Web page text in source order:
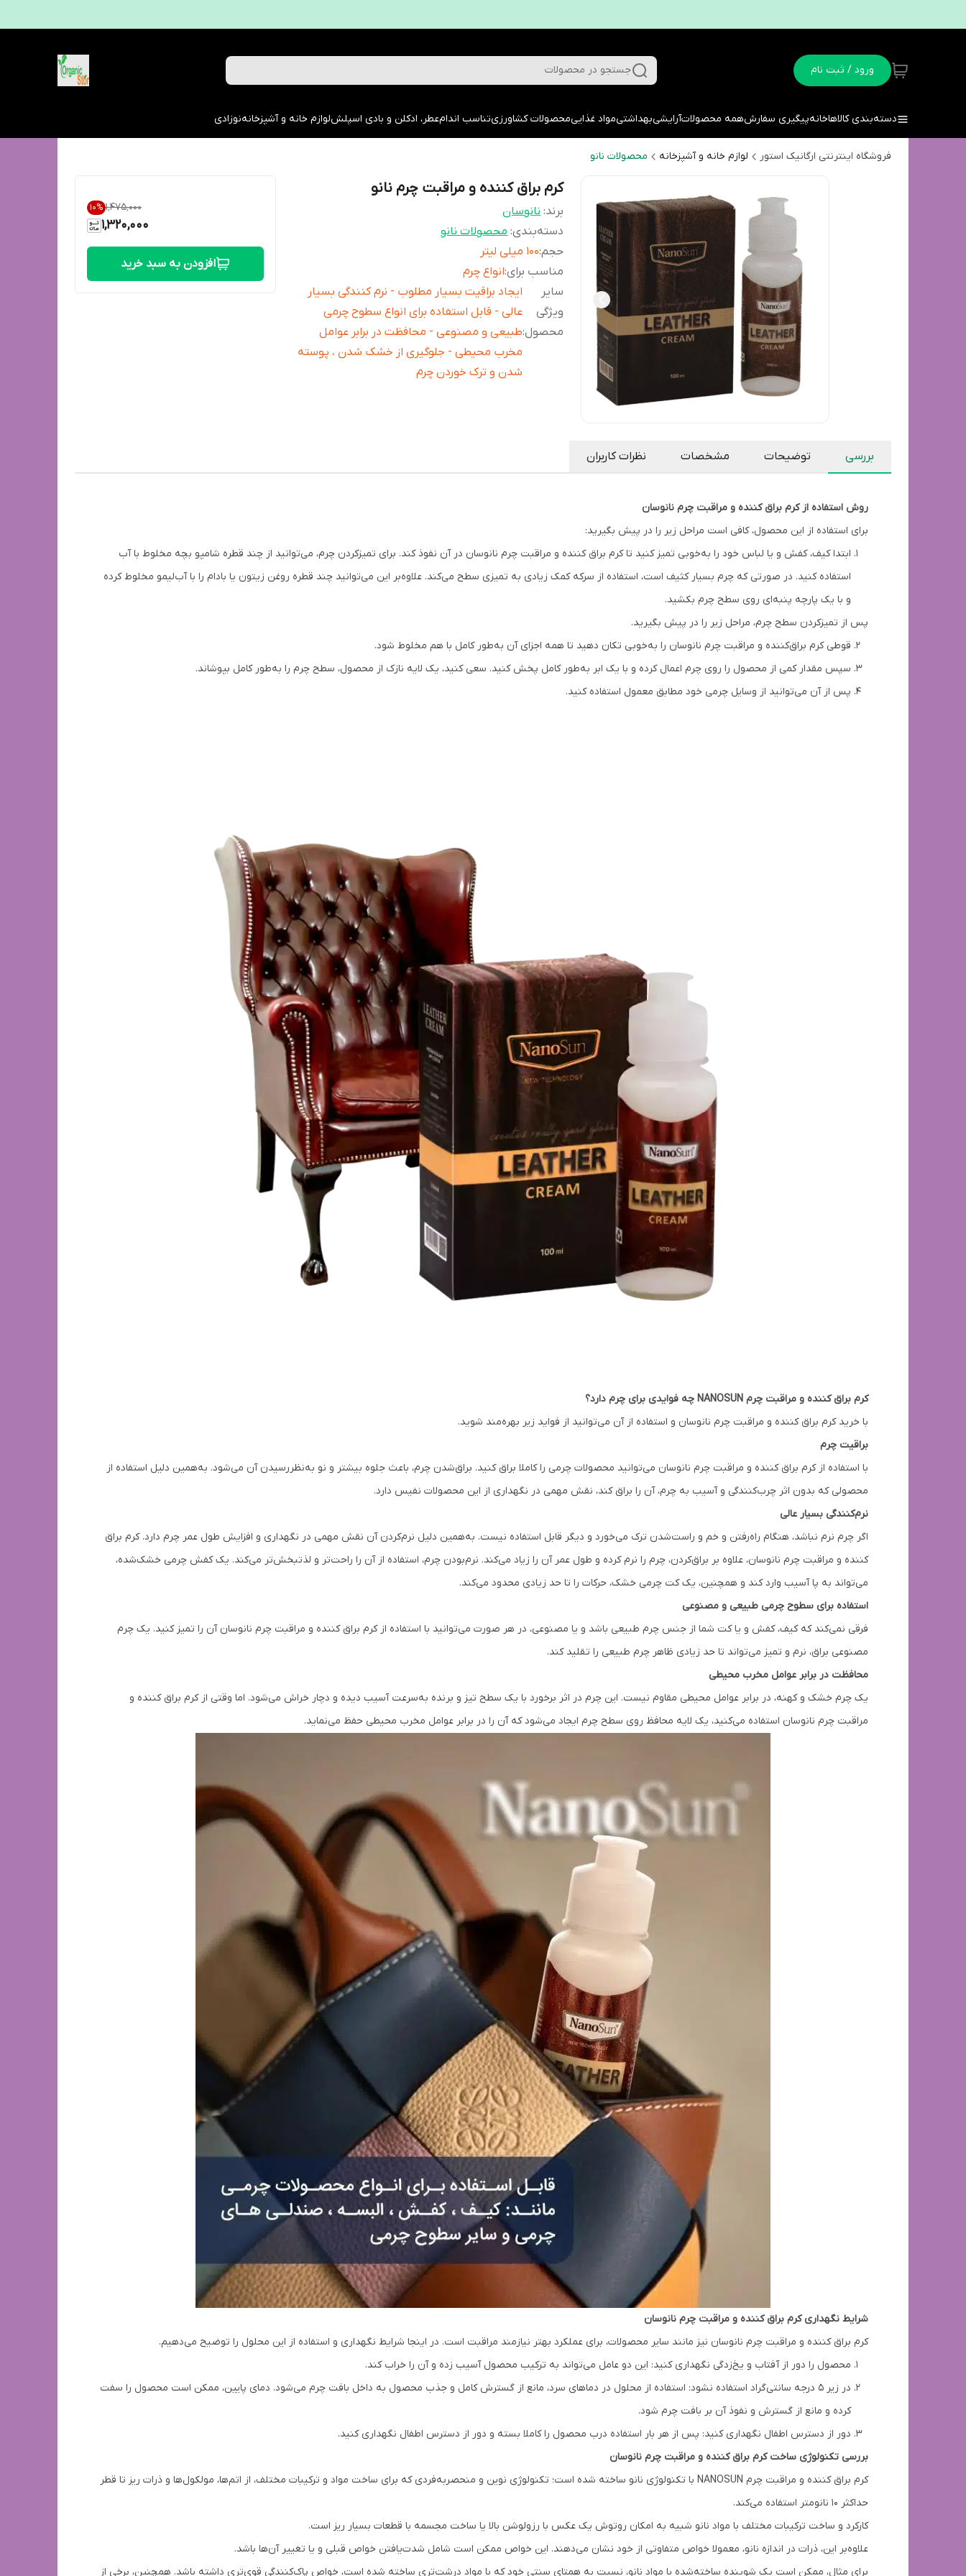
ورود / ثبت نام جستجو در محصولات
دسته‌بندی کالاهاخانهپیگیری سفارشهمه محصولاتآرایشیبهداشتیمواد غذاییمحصولات کشاورزیتناسب اندامعطر، ادکلن و بادی اسپلشلوازم خانه و آشپزخانهنوزادی
فروشگاه اینترنتی ارگانیک استور لوازم خانه و آشپزخانه محصولات نانو
کرم براق کننده و مراقبت چرم نانو
برند: نانوسان
دسته‌بندی:محصولات نانو
حجم:100 میلی لیتر
مناسب برای:انواع چرم
سایر
ویژگی
محصول:
ایجاد براقیت بسیار مطلوب - نرم کنندگی بسیار
عالی - قابل استفاده برای انواع سطوح چرمی
طبیعی و مصنوعی - محافظت در برابر عوامل
مخرب محیطی - جلوگیری از خشک شدن ، پوسته
شدن و ترک خوردن چرم
۱٬۴۷۵٬۰۰۰ 10%
1,320,000
افزودن به سبد خرید
بررسی توضیحات مشخصات نظرات کاربران
روش استفاده از کرم براق کننده و مراقبت چرم نانوسان
برای استفاده از این محصول، کافی است مراحل زیر را در پیش بگیرید:
ابتدا کیف، کفش و یا لباس خود را به‌خوبی تمیز کنید تا کرم براق کننده و مراقبت چرم نانوسان در آن نفوذ کند. برای تمیزکردن چرم، می‌توانید از چند قطره شامپو بچه مخلوط با آب
استفاده کنید. در صورتی که چرم بسیار کثیف است، استفاده از سرکه کمک زیادی به تمیزی سطح می‌کند. علاوه‌بر این می‌توانید چند قطره روغن زیتون یا بادام را با آب‌لیمو مخلوط کرده
و با یک پارچه پنبه‌ای روی سطح چرم بکشید.
پس از تمیز‌کردن سطح چرم، مراحل زیر را در پیش بگیرید.
قوطی کرم براق‌کننده و مراقبت چرم نانوسان را به‌خوبی تکان دهید تا همه اجزای آن به‌طور کامل با هم مخلوط شود.
سپس مقدار کمی از محصول را روی چرم اعمال کرده و با یک ابر به‌طور کامل پخش کنید. سعی کنید، یک لایه نازک از محصول، سطح چرم را به‌طور کامل بپوشاند.
پس از آن می‌توانید از وسایل چرمی خود مطابق معمول استفاده کنید.
کرم براق کننده و مراقبت چرم NANOSUN چه فوایدی برای چرم دارد؟
با خرید کرم براق کننده و مراقبت چرم نانوسان و استفاده از آن می‌توانید از فواید زیر بهره‌مند شوید.
براقیت چرم
با استفاده از کرم براق کننده و مراقبت چرم نانوسان می‌توانید محصولات چرمی را کاملا براق کنید. براق‌شدن چرم، باعث جلوه بیشتر و نو به‌نظر‌رسیدن آن می‌شود. به‌همین دلیل استفاده از
محصولی که بدون اثر چرب‌کنندگی و آسیب به چرم، آن را براق کند، نقش مهمی در نگهداری از این محصولات نفیس دارد.
نرم‌کنندگی بسیار عالی
اگر چرم نرم نباشد، هنگام راه‌رفتن و خم و راست‌شدن ترک می‌خورد و دیگر قابل استفاده نیست. به‌همین دلیل نرم‌کردن آن نقش مهمی در نگهداری و افزایش طول عمر چرم دارد. کرم براق
کننده و مراقبت چرم نانوسان، علاوه بر براق‌کردن، چرم را نرم کرده و طول عمر آن را زیاد می‌کند. نرم‌بودن چرم، استفاده از آن را راحت‌تر و لذت‎بخش‌تر می‌کند. یک کفش چرمی خشک‌شده،
می‌تواند به پا آسیب وارد کند و همچنین، یک کت چرمی خشک، حرکات را تا حد زیادی محدود می‌کند.
استفاده برای سطوح چرمی طبیعی و مصنوعی
فرقی نمی‌کند که کیف، کفش و یا کت شما از جنس چرم طبیعی باشد و یا مصنوعی، در هر صورت می‌توانید با استفاده از کرم براق کننده و مراقبت چرم نانوسان آن را تمیز کنید. یک چرم
مصنوعی براق، نرم و تمیز می‌تواند تا حد زیادی ظاهر چرم طبیعی را تقلید کند.
محافظت در برابر عوامل مخرب محیطی
یک چرم خشک و کهنه، در برابر عوامل محیطی مقاوم نیست. این چرم در اثر برخورد با یک سطح تیز و برنده به‌سرعت آسیب دیده و دچار خراش می‌شود. اما وقتی از کرم براق کننده و
مراقبت چرم نانوسان استفاده می‌کنید، یک لایه محافظ روی سطح چرم ایجاد می‌شود که آن را در برابر عوامل مخرب محیطی حفظ می‌نماید.
شرایط نگهداری کرم براق کننده و مراقبت چرم نانوسان
کرم براق کننده و مراقبت چرم نانوسان نیز مانند سایر محصولات، برای عملکرد بهتر نیازمند مراقبت است. در اینجا شرایط نگهداری و استفاده از این محلول را توضیح می‌دهیم.
محصول را دور از آفتاب و یخ‌زدگی نگهداری کنید: این دو عامل می‌تواند به ترکیب محصول آسیب زده و آن را خراب کند.
در زیر ۵ درجه سانتی‌گراد استفاده نشود: استفاده از محلول در دماهای سرد، مانع از گسترش کامل و جذب محصول به داخل بافت چرم می‌شود. دمای پایین، ممکن است محصول را سفت
کرده و مانع از گسترش و نفوذ آن بر بافت چرم شود.
دور از دسترس اطفال نگهداری کنید: پس از هر بار استفاده درب محصول را کاملا بسته و دور از دسترس اطفال نگهداری کنید.
بررسی تکنولوژی ساخت کرم براق کننده و مراقبت چرم نانوسان
کرم براق کننده و مراقبت چرم NANOSUN با تکنولوژی نانو ساخته شده است؛ تکنولوژی نوین و منحصر‌به‌فردی که برای ساخت مواد و ترکیبات مختلف، از اتم‌ها، مولکول‌ها و ذرات ریز تا قطر
حداکثر ۱۰ نانومتر استفاده می‌کند.
کارکرد و ساخت ترکیبات مختلف با مواد نانو شبیه به امکان روتوش یک عکس با رزولوشن بالا یا ساخت مجسمه با قطعات بسیار ریز است.
علاوه‌بر این، ذرات در اندازه نانو، معمولا خواص متفاوتی از خود نشان می‌دهند. این خواص ممکن است شامل شدت‌یافتن خواص قبلی و یا تغییر آن‌ها باشد.
برای مثال، ممکن است یک شوینده ساخته‌شده با مواد نانو، نسبت به همتای سنتی خود که با مواد درشت‌تری ساخته شده است، خواص پاک‌کنندگی قوی‌تری داشته باشد. همچنین، برخی از